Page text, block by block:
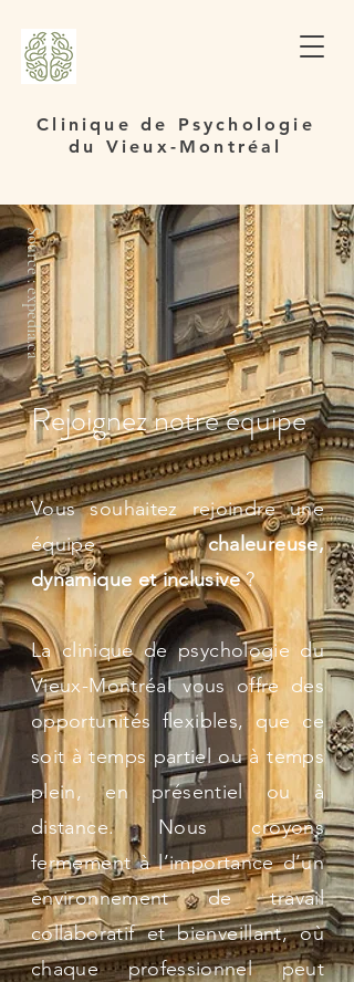
Clinique de Psychologie
du Vieux-Montréal
Source : expedia.ca
Rejoignez notre équipe
Vous souhaitez rejoindre une
équipechaleureuse,
dynamique et inclusive?
La clinique de psychologie du
Vieux-Montréal vous offre des
opportunités flexibles, que ce
soit à temps partiel ou à temps
plein, en présentiel ou à
distance. Nous croyons
fermement à l’importance d’un
environnement de travail
collaboratif et bienveillant, où
chaque professionnel peut